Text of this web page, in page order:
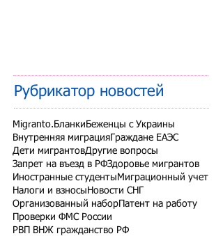
Рубрикатор новостей
Migranto.Бланки Беженцы с Украины
Внутренняя миграция Граждане ЕАЭС
Дети мигрантовДругие вопросы
Запрет на въезд в РФЗдоровье мигрантов
Иностранные студенты Миграционный учет
Налоги и взносы Новости СНГ
Организованный набор Патент на работу
Проверки ФМС России
РВП ВНЖ гражданство РФ